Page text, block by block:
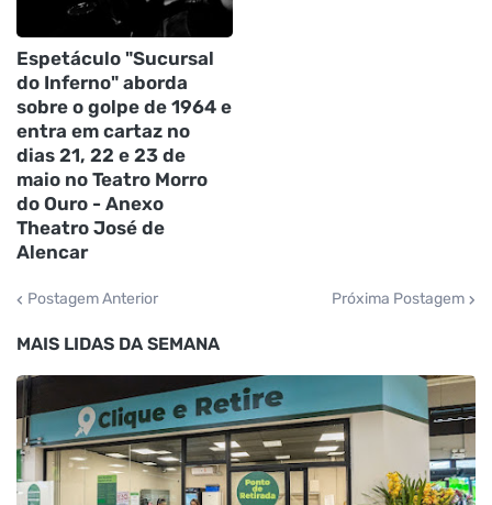
Espetáculo "Sucursal
do Inferno" aborda
sobre o golpe de 1964 e
entra em cartaz no
dias 21, 22 e 23 de
maio no Teatro Morro
do Ouro - Anexo
Theatro José de
Alencar
Postagem Anterior Próxima Postagem
MAIS LIDAS DA SEMANA